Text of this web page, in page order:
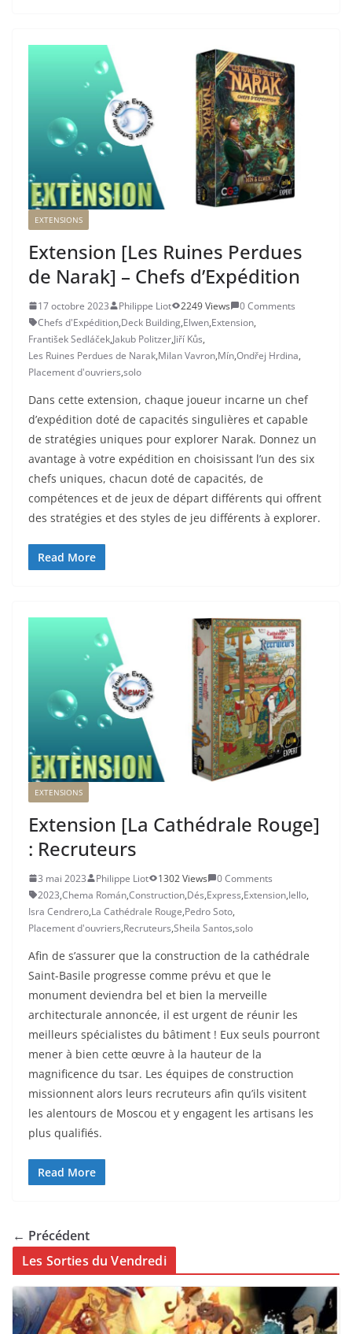
EXTENSIONS
Extension [Les Ruines Perdues
de Narak] – Chefs d’Expédition
17 octobre 2023 Philippe Liot 2249 Views
0 Comments
Chefs d'Expédition,Deck Building,Elwen,Extension,
František Sedláček,Jakub Politzer,Jiří Kůs,
Les Ruines Perdues de Narak,Milan Vavron,Mín,Ondřej Hrdina,
Placement d'ouvriers,solo
Dans cette extension, chaque joueur incarne un chef
d’expédition doté de capacités singulières et capable
de stratégies uniques pour explorer Narak. Donnez un
avantage à votre expédition en choisissant l’un des six
chefs uniques, chacun doté de capacités, de
compétences et de jeux de départ différents qui offrent
des stratégies et des styles de jeu différents à explorer.
Read More
EXTENSIONS
Extension [La Cathédrale Rouge]
: Recruteurs
3 mai 2023 Philippe Liot 1302 Views
0 Comments
2023,Chema Román,Construction,Dés,Express,Extension,Iello,
Isra Cendrero,La Cathédrale Rouge,Pedro Soto,
Placement d'ouvriers,Recruteurs,Sheila Santos,solo
Afin de s’assurer que la construction de la cathédrale
Saint-Basile progresse comme prévu et que le
monument deviendra bel et bien la merveille
architecturale annoncée, il est urgent de réunir les
meilleurs spécialistes du bâtiment ! Eux seuls pourront
mener à bien cette œuvre à la hauteur de la
magnificence du tsar. Les équipes de construction
missionnent alors leurs recruteurs afin qu’ils visitent
les alentours de Moscou et y engagent les artisans les
plus qualifiés.
Read More
← Précédent
Les Sorties du Vendredi